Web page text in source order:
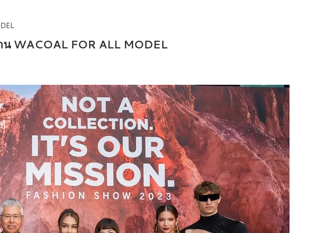
รษฐกิจ ดันไทยโตเต็มศักยภาพ
ครองเฝ้าระวัง หลังยึดล็อตใหญ่จากเยอรมนี
น WACOAL FOR ALL MODEL